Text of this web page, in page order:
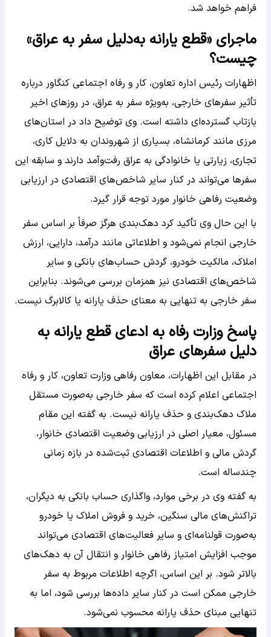
فراهم خواهد شد.
ماجرای «قطع یارانه به‌دلیل سفر به عراق»
چیست؟
اظهارات رئیس اداره تعاون، کار و رفاه اجتماعی کنگاور درباره
تأثیر سفرهای خارجی، به‌ویژه سفر به عراق، در روزهای اخیر
بازتاب گسترده‌ای داشته است. وی توضیح داد در استان‌های
مرزی مانند کرمانشاه، بسیاری از شهروندان به دلایل کاری،
تجاری، زیارتی یا خانوادگی به عراق رفت‌وآمد دارند و سابقه این
سفرها می‌تواند در کنار سایر شاخص‌های اقتصادی در ارزیابی
وضعیت رفاهی خانوار مورد توجه قرار گیرد.
با این حال وی تأکید کرد دهک‌بندی هرگز صرفاً بر اساس سفر
خارجی انجام نمی‌شود و اطلاعاتی مانند درآمد، دارایی، ارزش
املاک، مالکیت خودرو، گردش حساب‌های بانکی و سایر
شاخص‌های اقتصادی نیز همزمان بررسی می‌شوند. بنابراین
سفر خارجی به تنهایی به معنای حذف یارانه یا کالابرگ نیست.
پاسخ وزارت رفاه به ادعای قطع یارانه به
دلیل سفرهای عراق
در مقابل این اظهارات، معاون رفاهی وزارت تعاون، کار و رفاه
اجتماعی اعلام کرده است که سفر خارجی به‌صورت مستقل
ملاک دهک‌بندی و حذف یارانه نیست. به گفته این مقام
مسئول، معیار اصلی در ارزیابی وضعیت اقتصادی خانوار،
گردش مالی و اطلاعات اقتصادی ثبت‌شده در بازه زمانی
چندساله است.
به گفته وی در برخی موارد، واگذاری حساب بانکی به دیگران،
تراکنش‌های مالی سنگین، خرید و فروش املاک یا خودرو
به‌صورت قولنامه‌ای و سایر فعالیت‌های اقتصادی می‌تواند
موجب افزایش امتیاز رفاهی خانوار و انتقال آن به دهک‌های
بالاتر شود. بر این اساس، اگرچه اطلاعات مربوط به سفر
خارجی ممکن است در کنار سایر داده‌ها بررسی شود، اما به
تنهایی مبنای حذف یارانه محسوب نمی‌شود.